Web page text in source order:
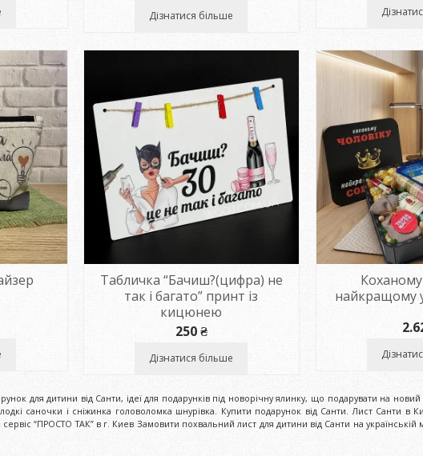
Дізнатися більше
Табличка “Бачиш?(цифра) не
так і багато” принт із
кицюнею
250₴
Дізнатися більше
Коханому
найкращому у
для дитини від Санти, ідеї для подарунків під новорічну ялинку, що подарувати на
саночки і сніжинка головоломка шнурівка. Купити подарунок від Санти. Лист Санти в
“ПРОСТО ТАК” в г. Киев Замовити похвальний лист для дитини від Санти на